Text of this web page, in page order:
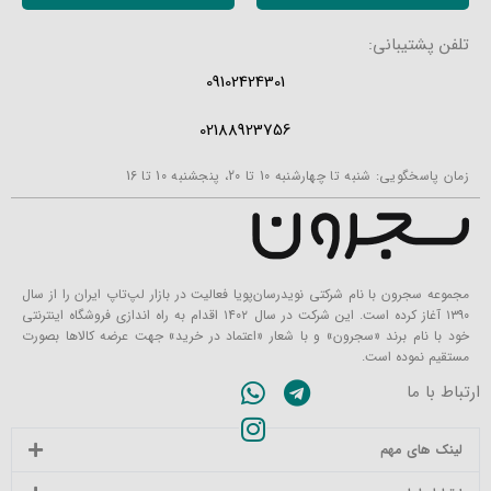
تلفن پشتیبانی:
09102424301
02188923756
زمان پاسخگویی: شنبه تا چهارشنبه 10 تا 20، پنجشنبه 10 تا 16
مجموعه سجرون با نام شرکتی نویدرسان‌پویا فعالیت در بازار لپ‌تاپ ایران را از سال
۱۳۹۰ آغاز کرده است. این شرکت در سال ۱۴۰۲ اقدام به راه اندازی فروشگاه اینترنتی
خود با نام برند «سجرون» و با شعار «اعتماد در خرید» جهت عرضه کالاها بصورت
مستقیم نموده است.
ارتباط با ما
لینک های مهم